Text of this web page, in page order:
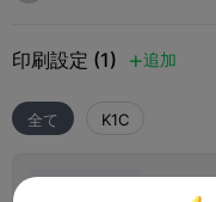
印刷設定 (1) 追加
全て K1C